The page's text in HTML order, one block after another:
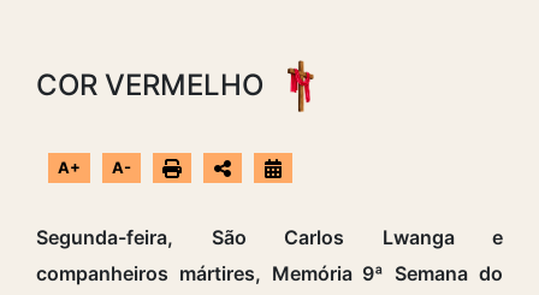
COR VERMELHO
A+ A-
Segunda-feira, São Carlos Lwanga e
companheiros mártires, Memória 9ª Semana do